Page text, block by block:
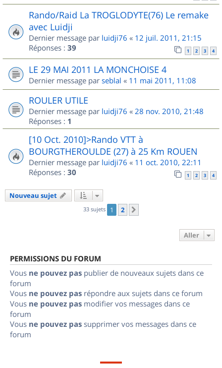
Rando/Raid La TROGLODYTE(76) Le remake
avec Luidji
Dernier message par luidji76 « 12 juil. 2011, 21:15
Réponses : 39 1 2 3 4
LE 29 MAI 2011 LA MONCHOISE 4
Dernier message par seblal « 11 mai 2011, 11:08
ROULER UTILE
Dernier message par luidji76 « 28 nov. 2010, 21:48
Réponses : 1
[10 Oct. 2010]>Rando VTT à
BOURGTHEROULDE (27) à 25 Km ROUEN
Dernier message par luidji76 « 11 oct. 2010, 22:11
Réponses : 30 1 2 3 4
Nouveau sujet
33 sujets 1 2
Aller
PERMISSIONS DU FORUM
Vous ne pouvez pas publier de nouveaux sujets dans ce
forum
Vous ne pouvez pas répondre aux sujets dans ce forum
Vous ne pouvez pas modifier vos messages dans ce
forum
Vous ne pouvez pas supprimer vos messages dans ce
forum